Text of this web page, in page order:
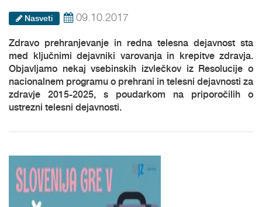
Nasveti 09.10.2017
Zdravo prehranjevanje in redna telesna dejavnost sta
med ključnimi dejavniki varovanja in krepitve zdravja.
Objavljamo nekaj vsebinskih izvlečkov iz Resolucije o
nacionalnem programu o prehrani in telesni dejavnosti za
zdravje 2015-2025, s poudarkom na priporočilih o
ustrezni telesni dejavnosti.